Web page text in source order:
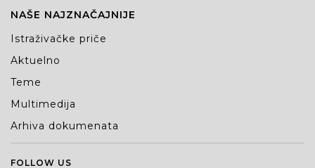
NAŠE NAJZNAČAJNIJE
Istraživačke priče
Aktuelno
Teme
Multimedija
Arhiva dokumenata
FOLLOW US